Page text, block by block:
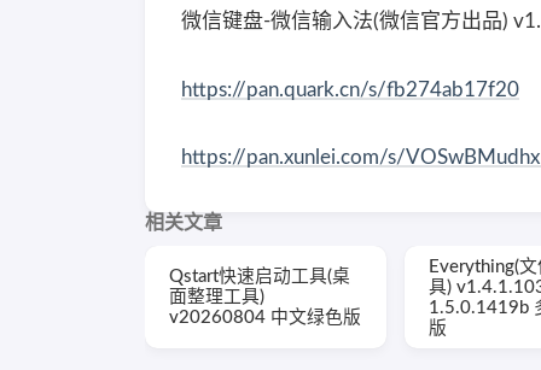
微信键盘-微信输入法(微信官方出品)
https://pan.quark.cn/s/fb274ab17f20
https://pan.xunlei.com/s/
相关文章
Qstart快速启动工具(桌
面整理工具)
v20260804 中文绿色版
Everything(
具)
1.5.0.1419b
版